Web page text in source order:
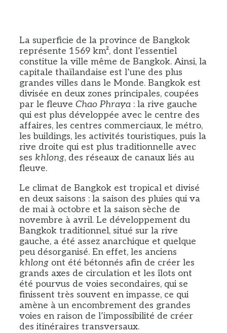
La superficie de la province de Bangkok
représente 1569 km², dont l’essentiel
constitue la ville même de Bangkok. Ainsi, la
capitale thaïlandaise est l’une des plus
grandes villes dans le Monde. Bangkok est
divisée en deux zones principales, coupées
par le fleuve Chao Phraya : la rive gauche
qui est plus développée avec le centre des
affaires, les centres commerciaux, le métro,
les buildings, les activités touristiques, puis la
rive droite qui est plus traditionnelle avec
ses khlong, des réseaux de canaux liés au
fleuve.
Le climat de Bangkok est tropical et divisé
en deux saisons : la saison des pluies qui va
de mai à octobre et la saison sèche de
novembre à avril. Le développement du
Bangkok traditionnel, situé sur la rive
gauche, a été assez anarchique et quelque
peu désorganisé. En effet, les anciens
khlong ont été bétonnés afin de créer les
grands axes de circulation et les îlots ont
été pourvus de voies secondaires, qui se
finissent très souvent en impasse, ce qui
amène à un encombrement des grandes
voies en raison de l’impossibilité de créer
des itinéraires transversaux.